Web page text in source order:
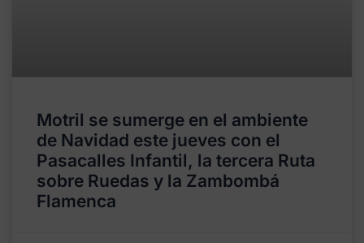
Motril se sumerge en el ambiente
de Navidad este jueves con el
Pasacalles Infantil, la tercera Ruta
sobre Ruedas y la Zambombá
Flamenca